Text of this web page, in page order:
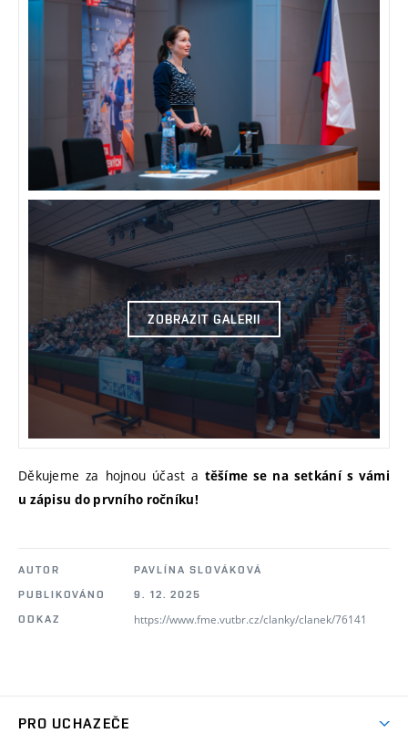
ZOBRAZIT GALERII
Děkujeme za hojnou účast a těšíme se na setkání s vámi
u zápisu do prvního ročníku!
AUTOR
PAVLÍNA SLOVÁKOVÁ
PUBLIKOVÁNO
9. 12. 2025
ODKAZ
https://www.fme.vutbr.cz/clanky/clanek/76141
PRO UCHAZEČE